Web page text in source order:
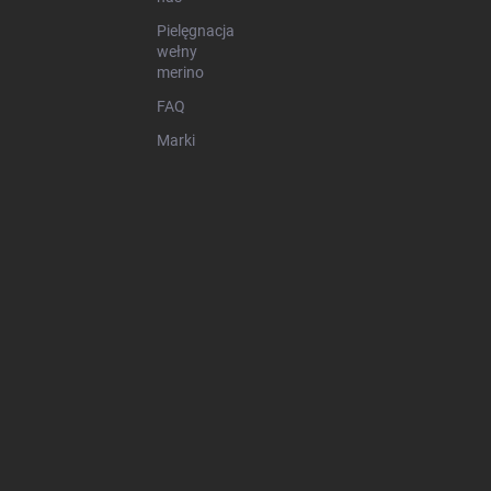
Pielęgnacja
wełny
merino
FAQ
Marki